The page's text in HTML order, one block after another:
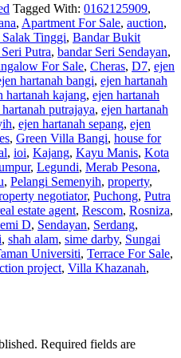
Tagged With: 0162125909,
, Apartment For Sale, auction,
Tinggi, Bandar Bukit
Putra, bandar Seri Sendayan,
For Sale, Cheras, D7, ejen
hartanah bangi, ejen hartanah
hartanah kajang, ejen hartanah
putrajaya, ejen hartanah
, ejen hartanah sepang, ejen
, Green Villa Bangi, house for
, ioi, Kajang, Kayu Manis, Kota
, Legundi, Merab Pesona,
, Pelangi Semenyih, property,
negotiator, Puchong, Putra
estate agent, Rescom, Rosniza,
D, Sendayan, Serdang,
, shah alam, sime darby, Sungai
Universiti, Terrace For Sale,
project, Villa Khazanah,
Required fields are